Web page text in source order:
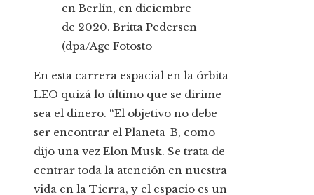
en Berlín, en diciembre
de 2020. Britta Pedersen
(dpa/Age Fotosto
En esta carrera espacial en la órbita
LEO quizá lo último que se dirime
sea el dinero. “El objetivo no debe
ser encontrar el Planeta-B, como
dijo una vez Elon Musk. Se trata de
centrar toda la atención en nuestra
vida en la Tierra, y el espacio es un